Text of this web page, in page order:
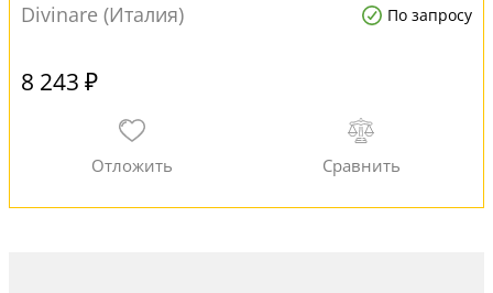
Divinare (Италия) По запросу
8 243 ₽